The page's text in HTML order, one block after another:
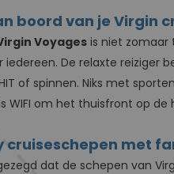
boord van je Virgin
Voyages is niet zomaar
iedereen. De relaxte
of spinnen. Niks met
WIFI om het thuisfront op
cruiseschepen met
dat de schepen van